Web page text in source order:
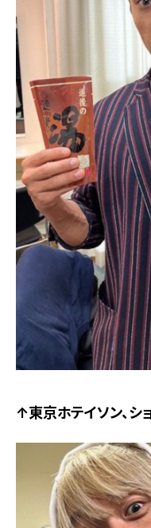
↑東京ホテイソン、シ